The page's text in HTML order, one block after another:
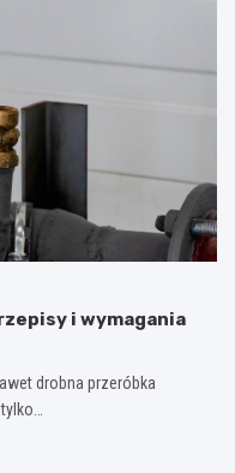
i wymagania
drobna przeróbka